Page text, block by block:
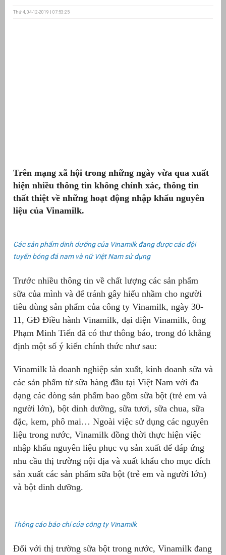
Thứ 4, 04-12-2019 | 07:53:25
Trên mạng xã hội trong những ngày vừa qua xuất
hiện nhiều thông tin không chính xác, thông tin
thất thiệt về những hoạt động nhập khẩu nguyên
liệu của Vinamilk.
Các sản phẩm dinh dưỡng của Vinamilk đang được các đội
tuyển bóng đá nam và nữ Việt Nam sử dụng
Trước nhiều thông tin về chất lượng các sản phẩm
sữa của mình và để tránh gây hiểu nhầm cho người
tiêu dùng sản phẩm của công ty Vinamilk, ngày 30-
11, GĐ Điều hành Vinamilk, đại diện Vinamilk, ông
Phạm Minh Tiến đã có thư thông báo, trong đó khẳng
định một số ý kiến chính thức như sau:
Vinamilk là doanh nghiệp sản xuất, kinh doanh sữa và
các sản phẩm từ sữa hàng đầu tại Việt Nam với đa
dạng các dòng sản phẩm bao gồm sữa bột (trẻ em và
người lớn), bột dinh dưỡng, sữa tươi, sữa chua, sữa
đặc, kem, phô mai… Ngoài việc sử dụng các nguyên
liệu trong nước, Vinamilk đồng thời thực hiện việc
nhập khẩu nguyên liệu phục vụ sản xuất để đáp ứng
nhu cầu thị trường nội địa và xuất khẩu cho mục đích
sản xuất các sản phẩm sữa bột (trẻ em và người lớn)
và bột dinh dưỡng.
Thông cáo báo chí của công ty Vinamilk
Đối với thị trường sữa bột trong nước, Vinamilk đang